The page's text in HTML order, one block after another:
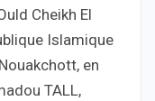
Cheikh El
Islamique
en
TALL,